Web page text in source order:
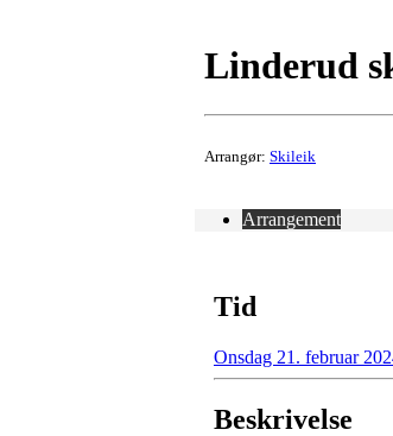
Linderud
Arrangør: Skileik
Arrangement
Tid
Onsdag 21. februar
Beskrivelse